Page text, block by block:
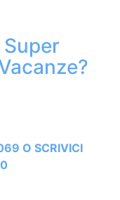
O SCRIVICI